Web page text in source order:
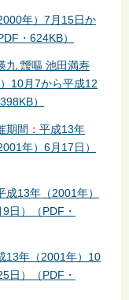
年）7月15日か
・624KB）
九 靉嘔 池田満寿
10月7から平成12
）
期間：平成13年
年）6月17日）
成13年（2001年）
日）（PDF・
13年（2001年）10
日）（PDF・